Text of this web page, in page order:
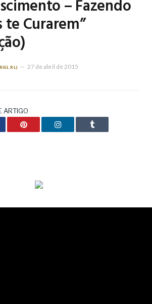
– Fazendo
te Curarem”
RL) 27 de abril de 2015
ARTIGO
Pinterest LinkedIn Tumblr